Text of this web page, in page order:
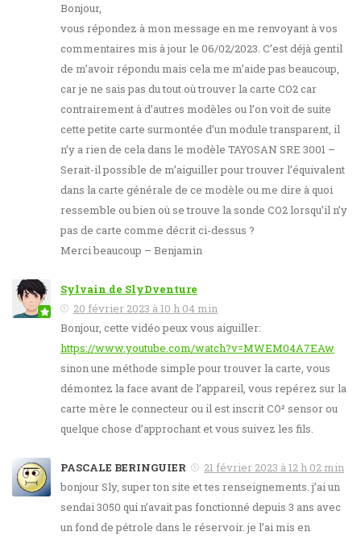
Bonjour,
vous répondez à mon message en me renvoyant à vos
commentaires mis à jour le 06/02/2023. C’est déjà gentil
de m’avoir répondu mais cela me m’aide pas beaucoup,
car je ne sais pas du tout où trouver la carte CO2 car
contrairement à d’autres modèles ou l’on voit de suite
cette petite carte surmontée d’un module transparent, il
n’y a rien de cela dans le modèle TAYOSAN SRE 3001 –
Serait-il possible de m’aiguiller pour trouver l’équivalent
dans la carte générale de ce modèle ou me dire à quoi
ressemble ou bien où se trouve la sonde CO2 lorsqu’il n’y
pas de carte comme décrit ci-dessus ?
Merci beaucoup – Benjamin
Sylvain de SlyDventure
20 février 2023 à 10 h 04 min
Bonjour, cette vidéo peux vous aiguiller:
https://www.youtube.com/watch?v=MWEM04A7EAw
sinon une méthode simple pour trouver la carte, vous
démontez la face avant de l’appareil, vous repérez sur la
carte mère le connecteur ou il est inscrit CO² sensor ou
quelque chose d’approchant et vous suivez les fils.
PASCALE BERINGUIER
21 février 2023 à 12 h 02 min
bonjour Sly, super ton site et tes renseignements. j’ai un
sendai 3050 qui n’avait pas fonctionné depuis 3 ans avec
un fond de pétrole dans le réservoir. je l’ai mis en